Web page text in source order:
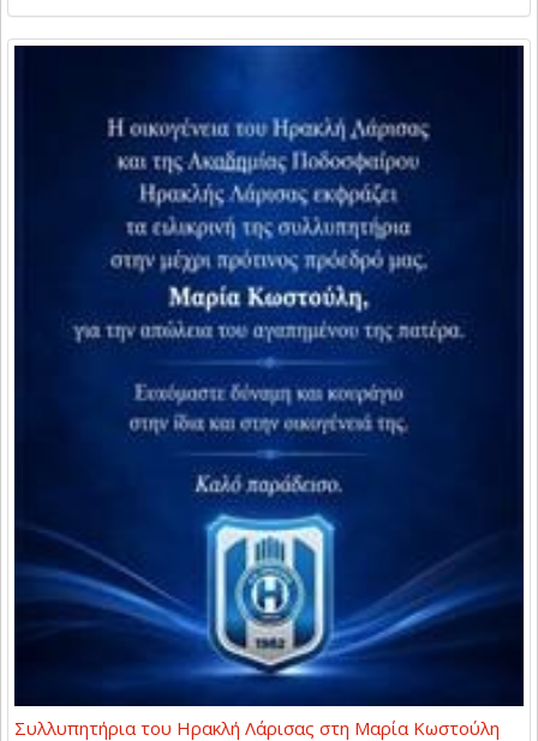
Συλλυπητήρια του Ηρακλή Λάρισας στη Μαρία Κωστούλη